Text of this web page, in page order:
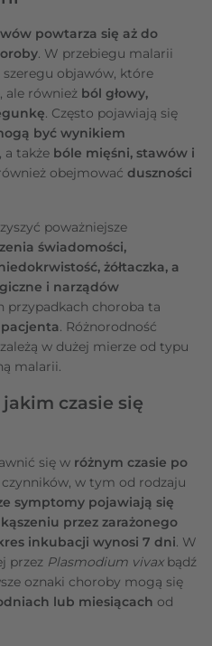
powtarza się aż do
. W przebiegu malarii
objawów, które
ale również ból głowy,
. Często pojawiają się
być wynikiem
, a także bóle mięśni, stawów i
obejmować duszności
poważniejsze
świadomości,
żółtaczka, a
i narządów
przypadkach choroba ta
. Różnorodność
w dużej mierze od typu
malarii.
czasie się
się w różnym czasie po
czynników, w tym od rodzaju
symptomy pojawiają się
przez zarażonego
inkubacji wynosi 7 dni. W
przez Plasmodium vivaxbądź
oznaki choroby mogą się
lub miesiącach od